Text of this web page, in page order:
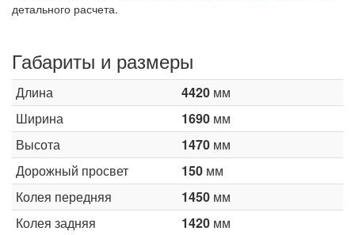
детального расчета.
Габариты и размеры
Длина 4420 мм
Ширина
1690 мм
Высота
1470 мм
Дорожный просвет
150 мм
Колея передняя
1450 мм
Колея задняя
1420 мм